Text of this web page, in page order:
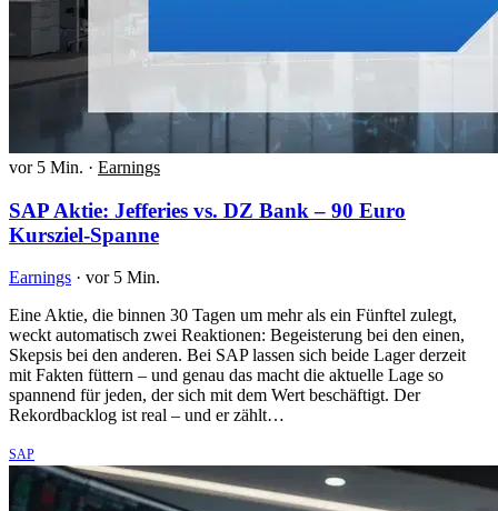
vor 5 Min. · Earnings
SAP Aktie: Jefferies vs. DZ Bank – 90 Euro
Kursziel-Spanne
Earnings · vor 5 Min.
Eine Aktie, die binnen 30 Tagen um mehr als ein Fünftel zulegt,
weckt automatisch zwei Reaktionen: Begeisterung bei den einen,
Skepsis bei den anderen. Bei SAP lassen sich beide Lager derzeit
mit Fakten füttern – und genau das macht die aktuelle Lage so
spannend für jeden, der sich mit dem Wert beschäftigt. Der
Rekordbacklog ist real – und er zählt…
SAP